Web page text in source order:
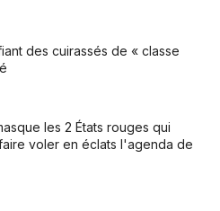
des cuirassés de « classe
les 2 États rouges qui
voler en éclats l'agenda de